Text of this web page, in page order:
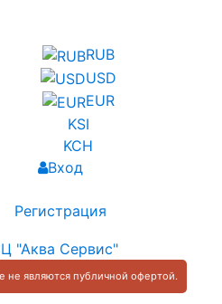
RUB
USD
EUR
KSI
KCH
Вход
Регистрация
не являются публичной офертой.